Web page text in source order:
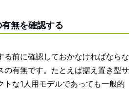
無を確認する
る前に確認しておかなければならな
の有無です。たとえば据え置き型サ
トな1人用モデルであっても一般的